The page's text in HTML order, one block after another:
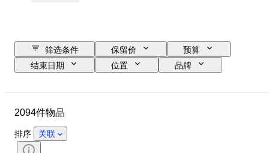
筛选条件 保留价
预算
结束日期
位置
品牌
签名
时代
艺术家
2094件物品
排序 关联